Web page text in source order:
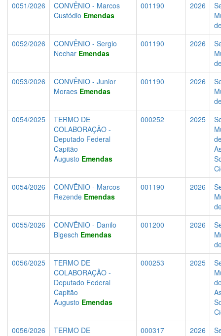
0051/2026
CONVÊNIO - Marcos
Custódio Emendas
001190 2026
0052/2026
CONVÊNIO - Sergio
Nechar Emendas
001190 2026
0053/2026
CONVÊNIO - Junior
Moraes Emendas
001190 2026
0054/2025
TERMO DE
COLABORAÇÃO -
Deputado Federal
Capitão
Augusto Emendas
000252 2025
0054/2026
CONVÊNIO - Marcos
Rezende Emendas
001190 2026
0055/2026
CONVÊNIO - Danilo
Bigesch Emendas
001200 2026
0056/2025
TERMO DE
COLABORAÇÃO -
Deputado Federal
Capitão
Augusto Emendas
000253 2025
0056/2026
TERMO DE
000317 2026